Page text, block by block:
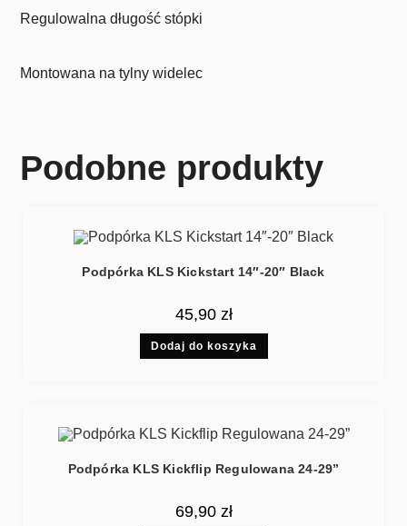
Regulowalna długość stópki
Montowana na tylny widelec
Podobne produkty
Podpórka KLS Kickstart 14″-20″ Black
45,90 zł
Dodaj do koszyka
Podpórka KLS Kickflip Regulowana 24-29”
69,90 zł